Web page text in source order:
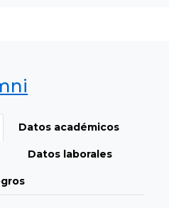
Datos académicos
Datos laborales